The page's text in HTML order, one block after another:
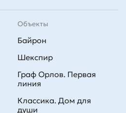
Объекты
Байрон
Шекспир
Граф Орлов. Первая
линия
Классика. Дом для
души